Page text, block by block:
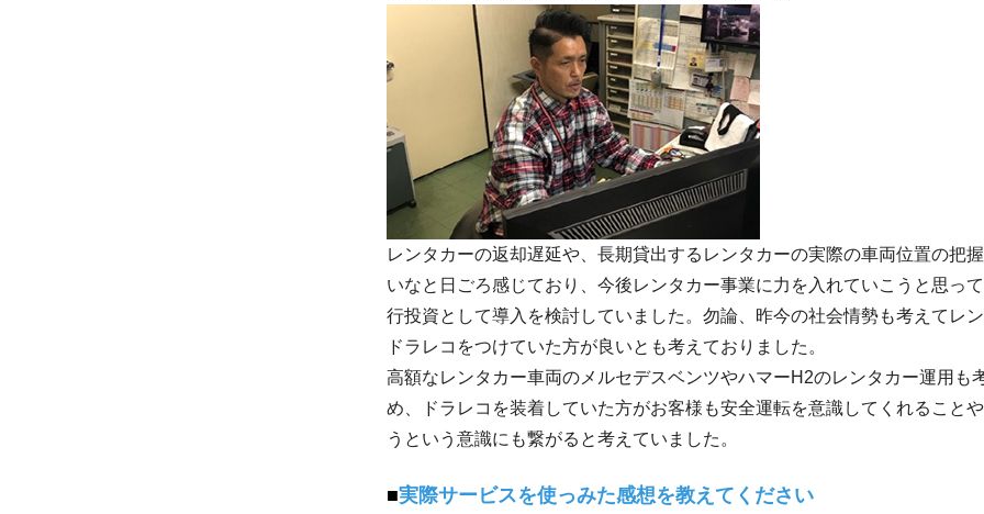
レンタカーの返却遅延や、長期貸出するレンタカーの実際の車両位置の把
いなと日ごろ感じており、今後レンタカー事業に力を入れていこうと思っ
行投資として導入を検討していました。勿論、昨今の社会情勢も考えてレ
ドラレコをつけていた方が良いとも考えておりました。
高額なレンタカー車両のメルセデスベンツやハマーH2のレンタカー運用も
め、ドラレコを装着していた方がお客様も安全運転を意識してくれること
うという意識にも繋がると考えていました。
実際サービスを使っみた感想を教えてください